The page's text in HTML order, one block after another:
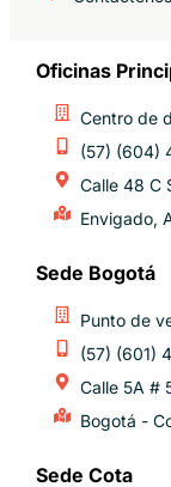
Oficinas
Centro de
(57) (604)
Calle 48 C
Envigado,
Sede Bogotá
Punto de
(57) (601)
Calle 5A #
Bogotá -
Sede Cota